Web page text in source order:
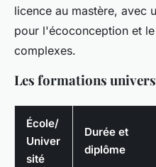
licence au mastère, avec
pour l'écoconception et
complexes.
Les formations
École/
Univer
sité
Durée et
diplôme